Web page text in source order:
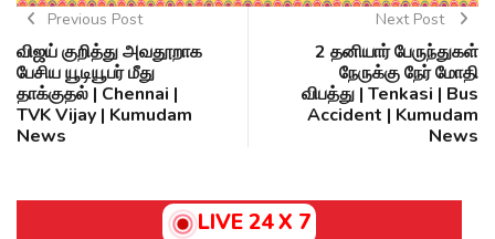
Previous Post
விஜய் குறித்து அவதூறாக
பேசிய யூடியூபர் மீது
தாக்குதல் | Chennai |
TVK Vijay | Kumudam
News
Next Post
2 தனியார் பேருந்துகள்
நேருக்கு நேர் மோதி
விபத்து | Tenkasi | Bus
Accident | Kumudam
News
LIVE 24 X 7